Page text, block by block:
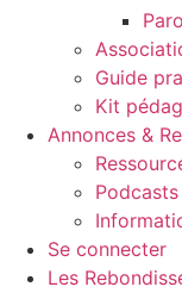
Guide
Kit
Annonces &
Se connecter
Les